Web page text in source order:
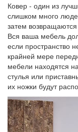
Ковер - один из
слишком много
затем
Вся ваша мебель
если пространство
крайней мере
мебели находятся
стулья или
их ножки будут